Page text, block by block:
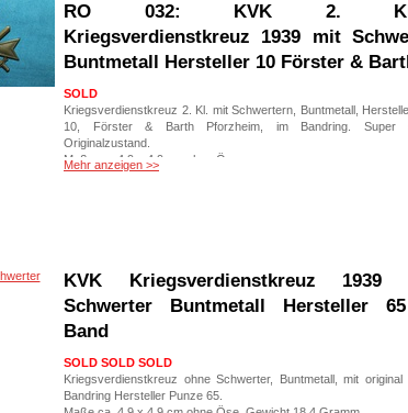
RO 032: KVK 2.
Kriegsverdienstkreuz 1939 mit
Buntmetall Hersteller 10 Förster &
SOLD
Kriegsverdienstkreuz 2. Kl. mit Schwertern, Buntmetall,
10, Förster & Barth Pforzheim, im Bandring. Super
Originalzustand.
Maße ca. 4,9 x 4,9 cm ohne Öse
Mehr anzeigen >>
KVK Kriegsverdienstkreuz 1939
Schwerter Buntmetall Hersteller
Band
SOLD SOLD SOLD
Kriegsverdienstkreuz ohne Schwerter, Buntmetall, mit original
Bandring Hersteller Punze 65.